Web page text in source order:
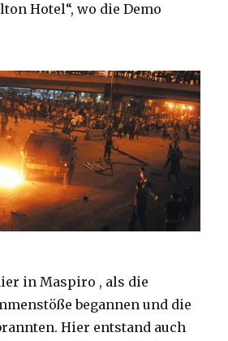
Hotel“, wo die Demo
in Maspiro , als die
begannen und die
Hier entstand auch